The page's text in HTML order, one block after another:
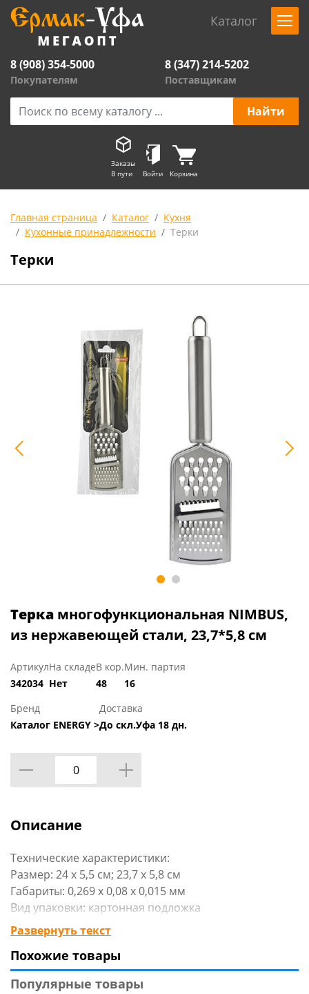
Каталог
8 (908) 354-5000
Покупателям
8 (347) 214-5202
Поставщикам
Заказы
В пути
Войти Корзина
Главная страница Каталог
Кухня
Кухонные принадлежности
Терки
Терки
Терка многофункциональная NIMBUS,
из нержавеющей стали, 23,7*5,8 см
Артикул
342034
На складе
Нет
В кор.
48
Мин. партия
16
Бренд
Каталог ENERGY >
Доставка
До скл.Уфа 18 дн.
Описание
Технические характеристики:
Размер: 24 х 5,5 см; 23,7 х 5,8 см
Габариты: 0,269 х 0,08 х 0,015 мм
Вид упаковки: картонная подложка
Материал изделия: нержав. сталь
Бренд: Mallony
Страна-изготовитель: Китай
Развернуть текст
Похожие товары
Популярные товары